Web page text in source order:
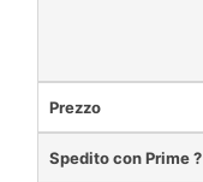
Prezzo
Spedito con Prime ?